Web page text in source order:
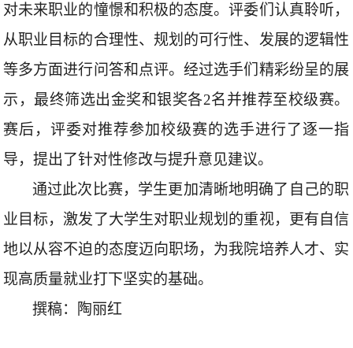
对未来职业的憧憬和积极的态度。评委们认真聆听，
从职业目标的合理性、规划的可行性、发展的逻辑性
等多方面进行问答和点评。经过选手们精彩纷呈的展
示，最终筛选出金奖和银奖各2名并推荐至校级赛。
赛后，评委对推荐参加校级赛的选手进行了逐一指
导，提出了针对性修改与提升意见建议。
通过此次比赛，学生更加清晰地明确了自己的职
业目标，激发了大学生对职业规划的重视，更有自信
地以从容不迫的态度迈向职场，为我院培养人才、实
现高质量就业打下坚实的基础。
撰稿：陶丽红